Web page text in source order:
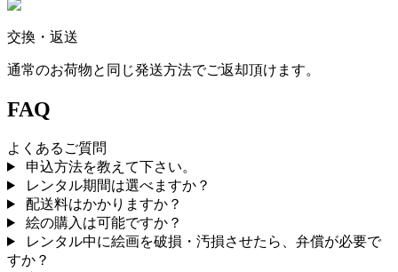
交換・返送
通常のお荷物と同じ発送方法でご返却頂けます。
FAQ
よくあるご質問
申込方法を教えて下さい。
レンタル期間は選べますか？
配送料はかかりますか？
絵の購入は可能ですか？
レンタル中に絵画を破損・汚損させたら、弁償が必要で
すか？